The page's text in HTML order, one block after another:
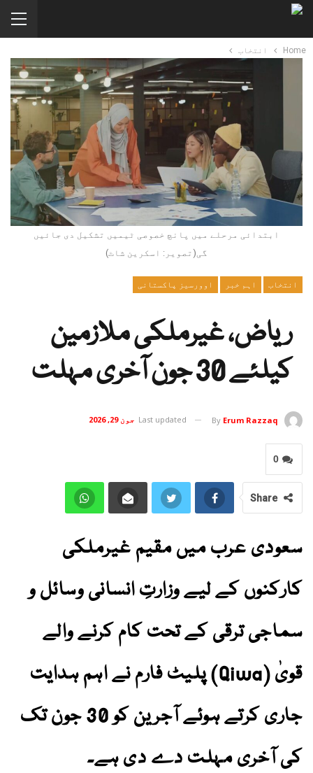
Home انتخاب
ابتدائی مرحلے میں پانچ خصوصی ٹیمیں تشکیل دی جائیں
گی(تصویر: اسکرین شاٹ)
انتخاب اہم خبر اوورسیز پاکستانی
ریاض، غیرملکی ملازمین
کیلئے 30 جون آخری مہلت
By Erum Razzaq
Last updated جون 29, 2026
0
Share
سعودی عرب میں مقیم غیرملکی
کارکنوں کے لیے وزارتِ انسانی وسائل و
سماجی ترقی کے تحت کام کرنے والے
قویٰ (Qiwa) پلیٹ فارم نے اہم ہدایت
جاری کرتے ہوئے آجرین کو 30 جون تک
کی آخری مہلت دے دی ہے۔